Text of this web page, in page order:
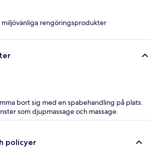
miljövänliga rengöringsprodukter
bort sig med en spabehandling på plats.
som djupmassage och massage.
policyer